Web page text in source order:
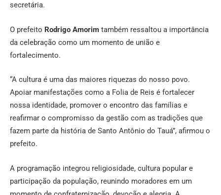
secretária.
O prefeito Rodrigo Amorim também ressaltou a importância
da celebração como um momento de união e
fortalecimento.
“A cultura é uma das maiores riquezas do nosso povo.
Apoiar manifestações como a Folia de Reis é fortalecer
nossa identidade, promover o encontro das famílias e
reafirmar o compromisso da gestão com as tradições que
fazem parte da história de Santo Antônio do Tauá”, afirmou o
prefeito.
A programação integrou religiosidade, cultura popular e
participação da população, reunindo moradores em um